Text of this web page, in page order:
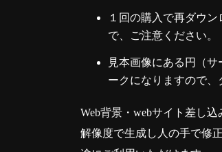
１回の購入で再ダウ
で、ご注意ください。
見本画像にある円（
ークになりますので、
Web背景・webサイト差し
解像度で生成し人の手で修